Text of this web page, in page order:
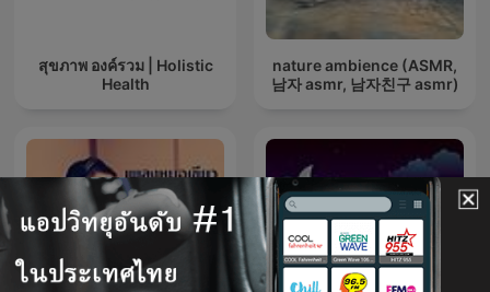
สุขภาพ องค์รวม | Holistic
Health
nature ambience (ASMR,
남자 asmr, 남자친구 asmr)